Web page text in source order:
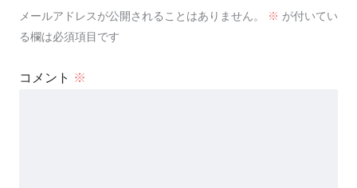
メールアドレスが公開されることはありません。 ※ が付いてい
る欄は必須項目です
コメント ※